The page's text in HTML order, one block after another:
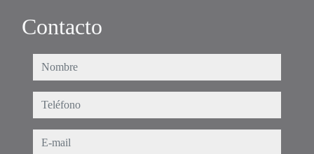
Contacto
nombre
teléfono
e-mail